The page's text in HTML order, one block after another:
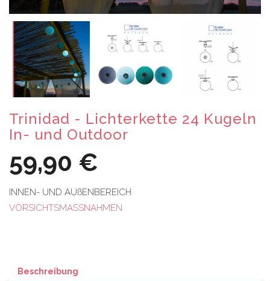
Trinidad - Lichterkette 24 Kugeln
In- und Outdoor
59,90 €
INNEN- UND AUßENBEREICH
VORSICHTSMASSNAHMEN
Beschreibung